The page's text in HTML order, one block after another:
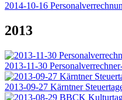
2014-10-16
2013
2013-11-30
2013-09-27 Kärntner